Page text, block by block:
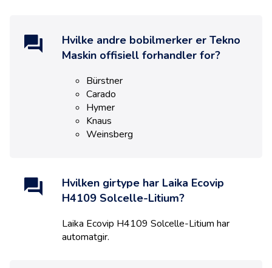
Hvilke andre bobilmerker er Tekno
Maskin offisiell forhandler for?
Bürstner
Carado
Hymer
Knaus
Weinsberg
Hvilken girtype har Laika Ecovip
H4109 Solcelle-Litium?
Laika Ecovip H4109 Solcelle-Litium har
automatgir.